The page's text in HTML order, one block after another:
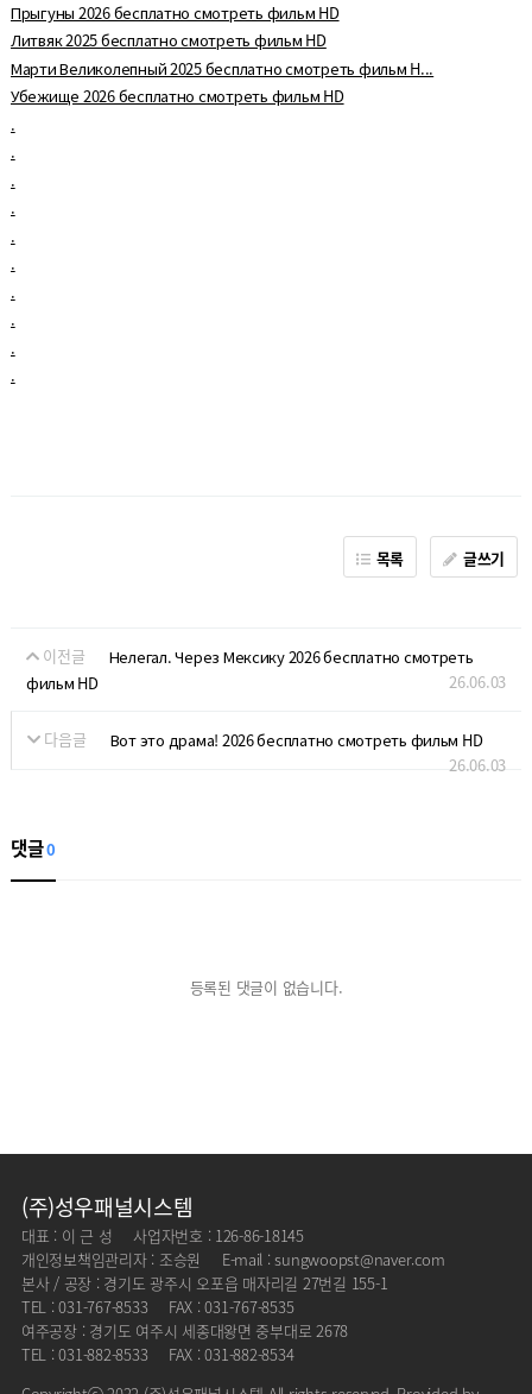
Прыгуны 2026 бесплатно смотреть фильм HD
Литвяк 2025 бесплатно смотреть фильм HD
Марти Великолепный 2025 бесплатно смотреть фильм H...
Убежище 2026 бесплатно смотреть фильм HD
.
.
.
.
.
.
.
.
.
.
목록 글쓰기
이전글
Нелегал. Через Мексику 2026 бесплатно смотреть
фильм HD
26.06.03
다음글
Вот это драма! 2026 бесплатно смотреть фильм HD
26.06.03
댓글0
등록된 댓글이 없습니다.
(주)성우패널시스템
대표 : 이 근 성
사업자번호 : 126-86-18145
개인정보책임관리자 : 조승원
E-mail : sungwoopst@naver.com
본사 / 공장 : 경기도 광주시 오포읍 매자리길 27번길 155-1
TEL : 031-767-8533
FAX : 031-767-8535
여주공장 : 경기도 여주시 세종대왕면 중부대로 2678
TEL : 031-882-8533
FAX : 031-882-8534